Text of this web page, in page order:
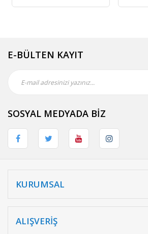
E-BÜLTEN KAYIT
SOSYAL MEDYADA BİZ
KURUMSAL
ALIŞVERİŞ